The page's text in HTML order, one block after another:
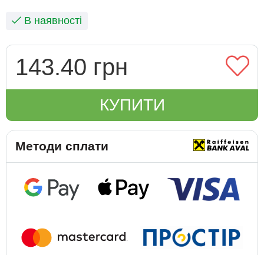
В наявності
143.40 грн
КУПИТИ
Методи сплати